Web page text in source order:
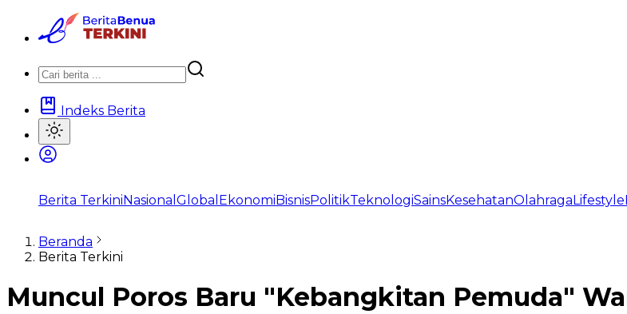
Indeks Berita
Berita TerkiniNasional Global EkonomiBisnisPolitikTeknologiSainsKesehatanOlahragaLifestyle
Beranda
Berita Terkini
‎Muncul Poros Baru "Kebangkitan Pemuda"